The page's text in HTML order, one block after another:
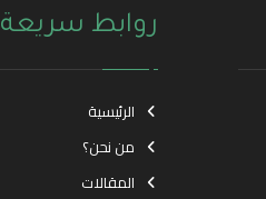
روابط سريعة
الرئيسية
من نحن؟
المقالات